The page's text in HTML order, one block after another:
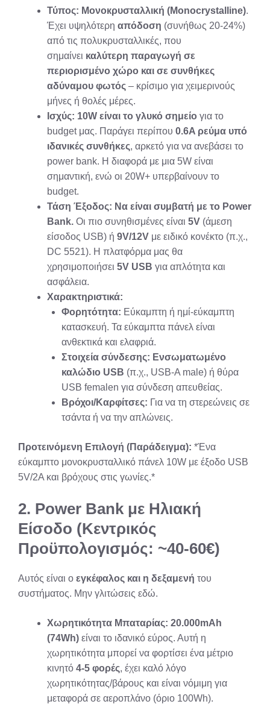
Τύπος: Μονокρυσταλλική (Monocrystalline).
Έχει υψηλότερη απόδοση (συνήθως 20-24%)
από τις πολυκρυσταλλικές, που
σημαίνει καλύτερη παραγωγή σε
περιορισμένο χώρο και σε συνθήκες
αδύναμου φωτός – κρίσιμο για χειμερινούς
μήνες ή θολές μέρες.
Ισχύς: 10W είναι το γλυκό σημείο για το
budget μας. Παράγει περίπου 0.6A ρεύμα υπό
ιδανικές συνθήκες, αρκετό για να ανεβάσει το
power bank. Η διαφορά με μια 5W είναι
σημαντική, ενώ οι 20W+ υπερβαίνουν το
budget.
Τάση Έξοδος: Να είναι συμβατή με το Power
Bank. Οι πιο συνηθισμένες είναι 5V (άμεση
είσοδος USB) ή 9V/12V με ειδικό κονέκτο (π.χ.,
DC 5521). Η πλατφόρμα μας θα
χρησιμοποιήσει 5V USB για απλότητα και
ασφάλεια.
Χαρακτηριστικά:
Φορητότητα: Εύκαμπτη ή ημί-εύκαμπτη
κατασκευή. Τα εύκαμπτα πάνελ είναι
ανθεκτικά και ελαφριά.
Στοιχεία σύνδεσης: Ενσωματωμένο
καλώδιο USB (π.χ., USB-A male) ή θύρα
USB femalen για σύνδεση απευθείας.
Βρόχοι/Καρφίτσες: Για να τη στερεώνεις σε
τσάντα ή να την απλώνεις.
Προτεινόμενη Επιλογή (Παράδειγμα): *Ένα
εύκαμπτο μονοκρυσταλλικό πάνελ 10W με έξοδο USB
5V/2A και βρόχους στις γωνίες.*
2. Power Bank με Ηλιακή
Είσοδο (Κεντρικός
Προϋπολογισμός: ~40-60€)
Αυτός είναι ο εγκέφαλος και η δεξαμενή του
συστήματος. Μην γλιτώσεις εδώ.
Χωρητικότητα Μπαταρίας: 20.000mAh
(74Wh) είναι το ιδανικό εύρος. Αυτή η
χωρητικότητα μπορεί να φορτίσει ένα μέτριο
κινητό 4-5 φορές, έχει καλό λόγο
χωρητικότητας/βάρους και είναι νόμιμη για
μεταφορά σε αεροπλάνο (όριο 100Wh).